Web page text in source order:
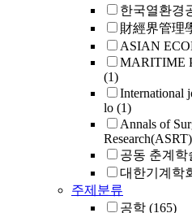
한국열환경
財經界管理
ASIAN
MARITIME
(1)
International
lo (1)
Annals of
Research(ASRT)
공동 춘계학
대한기계학
주제분류
공학 (165)